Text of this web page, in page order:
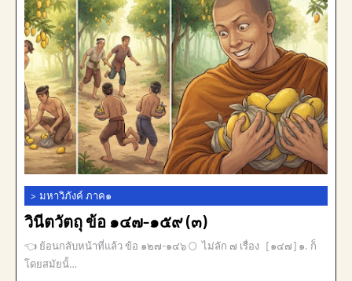
> มหาวิภังค์ ภาค๑
วินีตวัตถุ ข้อ ๑๔๗-๑๕๙ (๓)
👈 ย้อนกลับหน้าที่แล้ว ข้อ ๑๒๗-๑๔๖ 🌕 ไม่ลัก ๗ เรื่อง [๑๔๗] ๑. ก็
โดยสมัยนั้…